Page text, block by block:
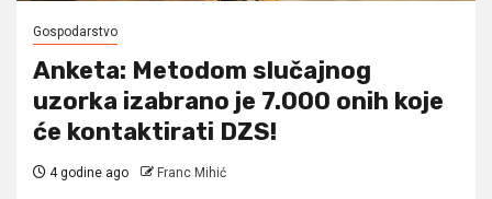
Gospodarstvo
Anketa: Metodom slučajnog
uzorka izabrano je 7.000 onih koje
će kontaktirati DZS!
4 godine ago Franc Mihić